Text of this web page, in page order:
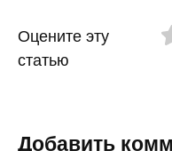
Оцените эту
статью
Добавить